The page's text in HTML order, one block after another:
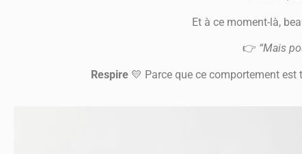
Et à ce moment-là,
👉 “Mais
Respire💛 Parce que ce comportement est